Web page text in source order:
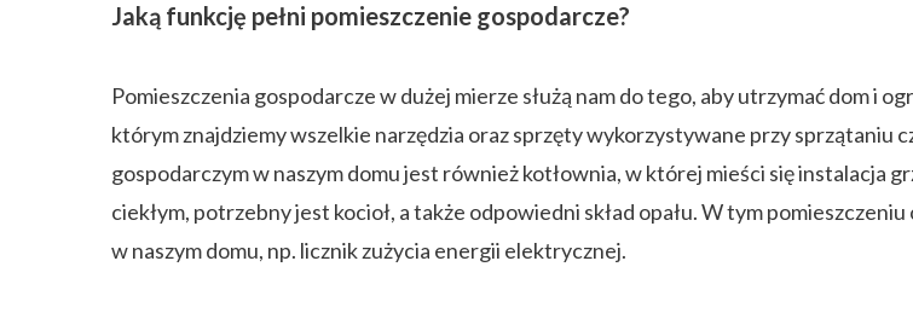
Jaką funkcję pełni pomieszczenie gospodarcze?
Pomieszczenia gospodarcze w dużej mierze służą nam do tego, aby utrzymać dom i
którym znajdziemy wszelkie narzędzia oraz sprzęty wykorzystywane przy sprzątaniu
gospodarczym w naszym domu jest również kotłownia, w której mieści się instalacja
ciekłym, potrzebny jest kocioł, a także odpowiedni skład opału. W tym
w naszym domu, np. licznik zużycia energii elektrycznej.